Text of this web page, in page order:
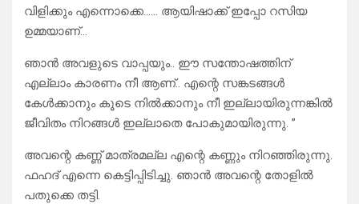
വിളിക്കും എന്നൊക്കെ…… ആയിഷാക്ക് ഇപ്പോ റസിയ
ഉമ്മയാണ്…
ഞാൻ അവളുടെ വാപ്പയും.. ഈ സന്തോഷത്തിന്
എല്ലാം കാരണം നീ ആണ്.. എന്റെ സങ്കടങ്ങൾ
കേൾക്കാനും കൂടെ നിൽക്കാനും നീ ഇല്ലായിരുന്നങ്കിൽ
ജീവിതം നിറങ്ങൾ ഇല്ലാതെ പോകുമായിരുന്നു. ”
അവന്റെ കണ്ണ് മാത്രമല്ല എന്റെ കണ്ണും നിറഞ്ഞിരുന്നു.
ഫഹദ് എന്നെ കെട്ടിപ്പിടിച്ചു. ഞാൻ അവന്റെ തോളിൽ
പതുക്കെ തട്ടി.